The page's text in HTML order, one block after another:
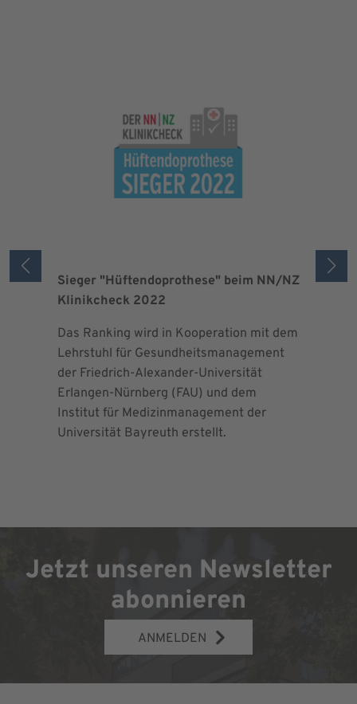
Sieger "Hüftendoprothese" beim NN/NZ
Klinikcheck 2022
Das Ranking wird in Kooperation mit dem
Lehrstuhl für Gesundheitsmanagement
der Friedrich-Alexander-Universität
Erlangen-Nürnberg (FAU) und dem
Institut für Medizinmanagement der
Universität Bayreuth erstellt.
Jetzt unseren Newsletter
abonnieren
ANMELDEN